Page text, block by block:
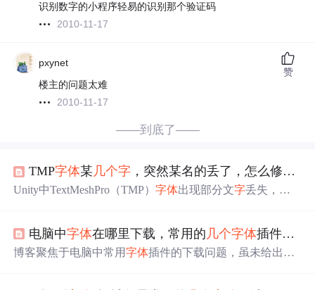
识别数字的小程序轻易的识别那个验证码
2010-11-17
pxynet
楼主的问题太难
2010-11-17
赞
——到底了——
TMP字体某 几个字 ，突然某名的丢了，怎么修复？
Unity中TextMeshPro（TMP）字体出现部分文字丢失，根
创建新图集，从而彻底避免丢 字。操作步骤包括选中字体
资产，在Inspector中勾选“Multi Atlas Textures”选项，并点击
电脑中字体在哪里下载，常用的 几个字体插件下载
博客聚焦于电脑中常用字体插件的下载问题，虽未给出具